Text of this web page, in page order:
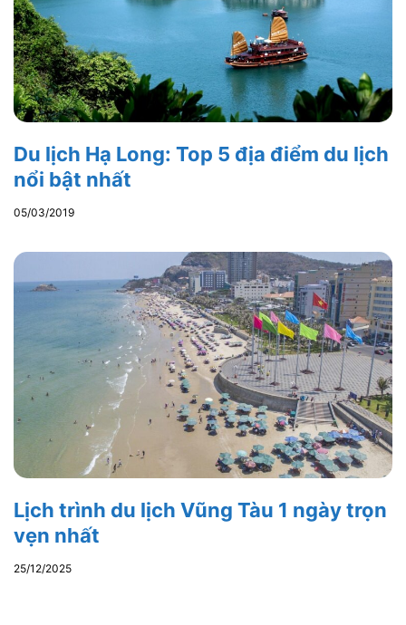
Du lịch Hạ Long: Top 5 địa điểm du lịch
nổi bật nhất
05/03/2019
Lịch trình du lịch Vũng Tàu 1 ngày trọn
vẹn nhất
25/12/2025